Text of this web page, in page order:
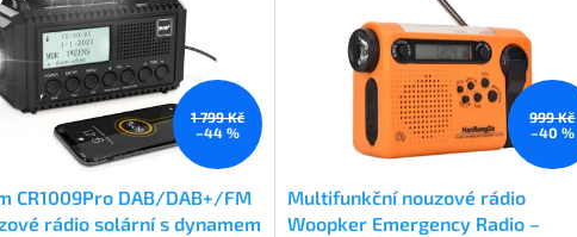
1 799 Kč
–44 %
CR1009Pro DAB/DAB+/FM
rádio solární s dynamem
999 Kč
–40 %
Multifunkční nouzové rádio
Woopker Emergency Radio –